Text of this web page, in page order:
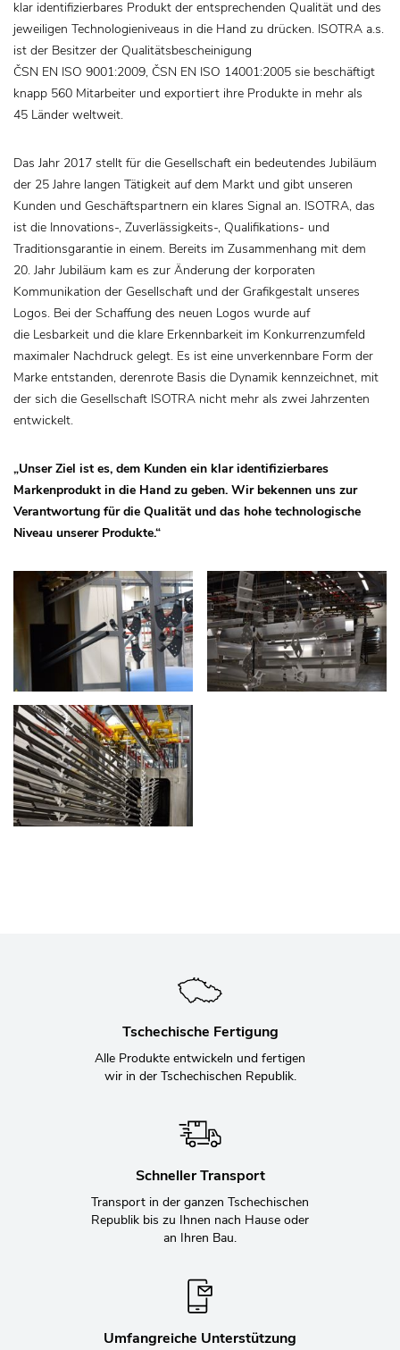
klar identifizierbares Produkt der entsprechenden Qualität und des
jeweiligen Technologieniveaus in die Hand zu drücken. ISOTRA a.s.
ist der Besitzer der Qualitätsbescheinigung
ČSN EN ISO 9001:2009, ČSN EN ISO 14001:2005 sie beschäftigt
knapp 560 Mitarbeiter und exportiert ihre Produkte in mehr als
45 Länder weltweit.
Das Jahr 2017 stellt für die Gesellschaft ein bedeutendes Jubiläum
der 25 Jahre langen Tätigkeit auf dem Markt und gibt unseren
Kunden und Geschäftspartnern ein klares Signal an. ISOTRA, das
ist die Innovations-, Zuverlässigkeits-, Qualifikations- und
Traditionsgarantie in einem. Bereits im Zusammenhang mit dem
20. Jahr Jubiläum kam es zur Änderung der korporaten
Kommunikation der Gesellschaft und der Grafikgestalt unseres
Logos. Bei der Schaffung des neuen Logos wurde auf
die Lesbarkeit und die klare Erkennbarkeit im Konkurrenzumfeld
maximaler Nachdruck gelegt. Es ist eine unverkennbare Form der
Marke entstanden, derenrote Basis die Dynamik kennzeichnet, mit
der sich die Gesellschaft ISOTRA nicht mehr als zwei Jahrzenten
entwickelt.
„Unser Ziel ist es, dem Kunden ein klar identifizierbares
Markenprodukt in die Hand zu geben. Wir bekennen uns zur
Verantwortung für die Qualität und das hohe technologische
Niveau unserer Produkte.“
Tschechische Fertigung
Alle Produkte entwickeln und fertigen
wir in der Tschechischen Republik.
Schneller Transport
Transport in der ganzen Tschechischen
Republik bis zu Ihnen nach Hause oder
an Ihren Bau.
Umfangreiche Unterstützung